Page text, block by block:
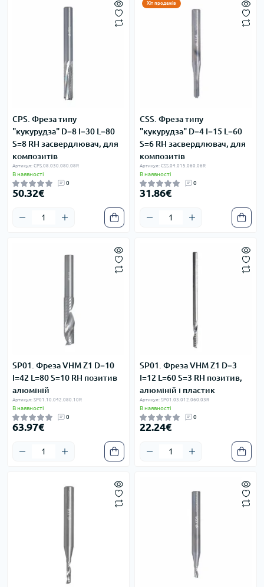
CPS. Фреза типу
"кукурудза" D=8 I=30 L=80
S=8 RH засвердлювач, для
композитів
Артикул: CPS.08.030.080.08R
В наявності
0
50.32€
Хіт продажів
CSS. Фреза типу
"кукурудза" D=4 I=15 L=60
S=6 RH засвердлювач, для
композитів
Артикул: CSS.04.015.060.06R
В наявності
0
31.86€
SP01. Фреза VHM Z1 D=10
I=42 L=80 S=10 RH позитив
алюміній
Артикул: SP01.10.042.080.10R
В наявності
0
63.97€
SP01. Фреза VHM Z1 D=3
I=12 L=60 S=3 RH позитив,
алюміній і пластик
Артикул: SP01.03.012.060.03R
В наявності
0
22.24€